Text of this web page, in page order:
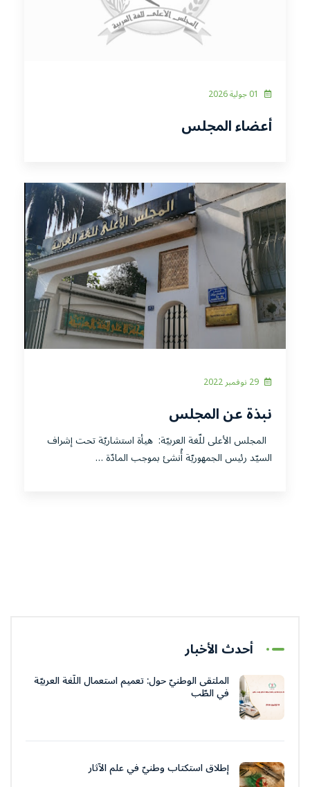
أعضاء المجلس
نبذة عن المجلس
المجلس الأعلى للّغة العربيّة: هيأة استشاريّة تحت إشراف
السيّد رئيس الجمهوريّة أُنشئ بموجب المادّة …
أحدث الأخبار
الملتقى الوطنيّ حول: تعميم استعمال اللّغة العربيّة
في الطّب
إطلاق استكتاب وطنيّ في علم الآثار